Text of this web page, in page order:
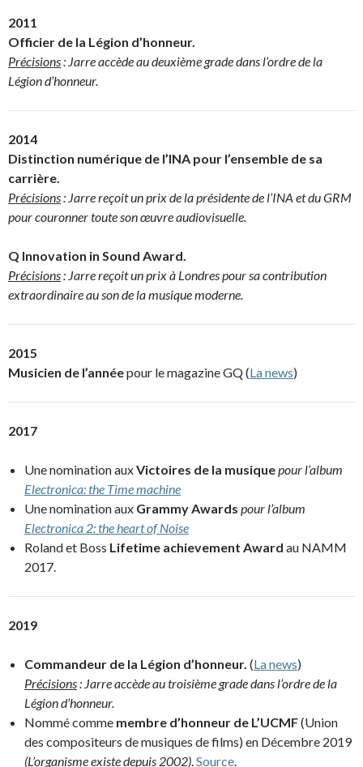
2011
Officier de la Légion d’honneur.
Précisions: Jarre accède au deuxième grade dans l’ordre de la
Légion d’honneur.
2014
Distinction numérique de l’INA pour l’ensemble de sa
carrière.
Précisions: Jarre reçoit un prix de la présidente de l’INA et du GRM
pour couronner toute son œuvre audiovisuelle.
Q Innovation in Sound Award.
Précisions: Jarre reçoit un prix à Londres pour sa contribution
extraordinaire au son de la musique moderne.
2015
Musicien de l’annéepour le magazine GQ (La news)
2017
Une nomination auxVictoires de la musiquepour l’album
Electronica: the Time machine
Une nomination aux Grammy Awards pour l’album
Electronica 2: the heart of Noise
Roland et Boss Lifetime achievement Award au NAMM
2017.
2019
Commandeur de la Légion d’honneur. (La news)
Précisions: Jarre accède au troisième grade dans l’ordre de la
Légion d’honneur.
Nommé comme membre d’honneur de L’UCMF(Union
des compositeurs de musiques de films) en Décembre 2019
(L’organisme existe depuis 2002).Source.